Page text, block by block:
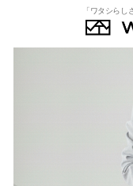
「ワタシら